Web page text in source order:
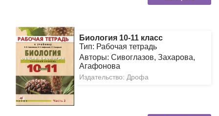
Биология 10-11 класс
Тип: Рабочая тетрадь
Авторы: Сивоглазов, Захарова,
Агафонова
Издательство: Дрофа